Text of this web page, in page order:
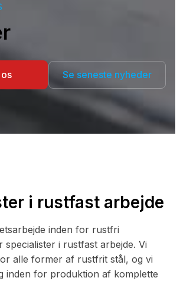
Se seneste nyheder
i rustfast arbejde
inden for rustfri
specialister i rustfast arbejde. Vi
alle former af rustfrit stål, og vi
inden for produktion af komplette